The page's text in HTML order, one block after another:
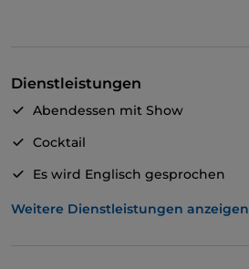
Dienstleistungen
Abendessen mit Show
Cocktail
Es wird Englisch gesprochen
Tanzsaal
Weitere Dienstleistungen anzeigen